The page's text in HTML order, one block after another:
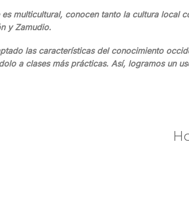
multicultural, conocen tanto la cultura local
y Zamudio.
las características del conocimiento
a clases más prácticas. Así, logramos un